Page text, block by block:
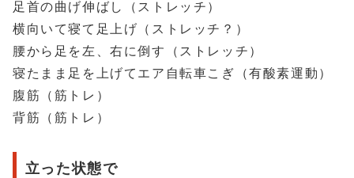
足首の曲げ伸ばし（ストレッチ）
横向いて寝て足上げ（ストレッチ？）
腰から足を左、右に倒す（ストレッチ）
寝たまま足を上げてエア自転車こぎ（有酸素運動）
腹筋（筋トレ）
背筋（筋トレ）
立った状態で